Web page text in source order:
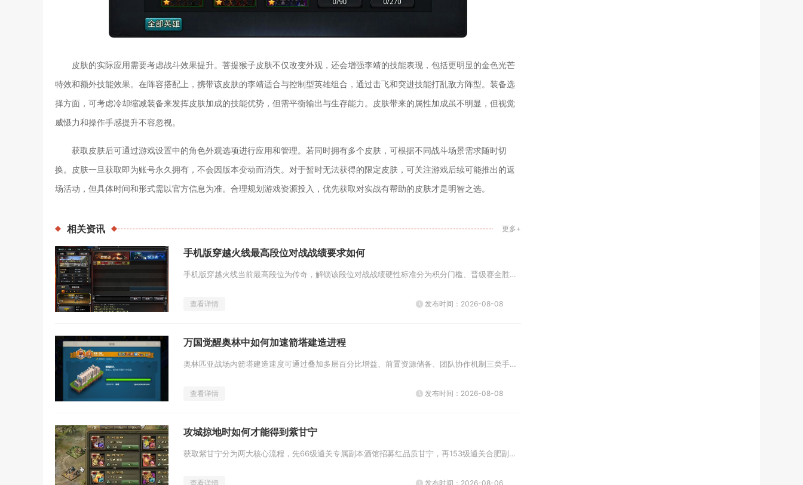
皮肤的实际应用需要考虑战斗效果提升。菩提猴子皮肤不仅改变外观，还会增强李靖的技能表现，包括更明显的金色光芒
特效和额外技能效果。在阵容搭配上，携带该皮肤的李靖适合与控制型英雄组合，通过击飞和突进技能打乱敌方阵型。装备选
择方面，可考虑冷却缩减装备来发挥皮肤加成的技能优势，但需平衡输出与生存能力。皮肤带来的属性加成虽不明显，但视觉
威慑力和操作手感提升不容忽视。
获取皮肤后可通过游戏设置中的角色外观选项进行应用和管理。若同时拥有多个皮肤，可根据不同战斗场景需求随时切
换。皮肤一旦获取即为账号永久拥有，不会因版本变动而消失。对于暂时无法获得的限定皮肤，可关注游戏后续可能推出的返
场活动，但具体时间和形式需以官方信息为准。合理规划游戏资源投入，优先获取对实战有帮助的皮肤才是明智之选。
相关资讯 更多+
手机版穿越火线最高段位对战战绩要求如何
手机版穿越火线当前最高段位为传奇，解锁该段位对战战绩硬性标准分为积分门槛、晋级赛全胜要求、单局数据评分三层，基础需累计3...
查看详情 发布时间：2026-08-08
万国觉醒奥林中如何加速箭塔建造进程
奥林匹亚战场内箭塔建造速度可通过叠加多层百分比增益、前置资源储备、团队协作机制三类手段大幅压缩耗时，熟练搭配全部提速手段...
查看详情 发布时间：2026-08-08
攻城掠地时如何才能得到紫甘宁
获取紫甘宁分为两大核心流程，先66级通关专属副本酒馆招募红品质甘宁，再153级通关合肥副本拿到惊澜刀完成品质升阶，辅以资...
查看详情 发布时间：2026-08-06